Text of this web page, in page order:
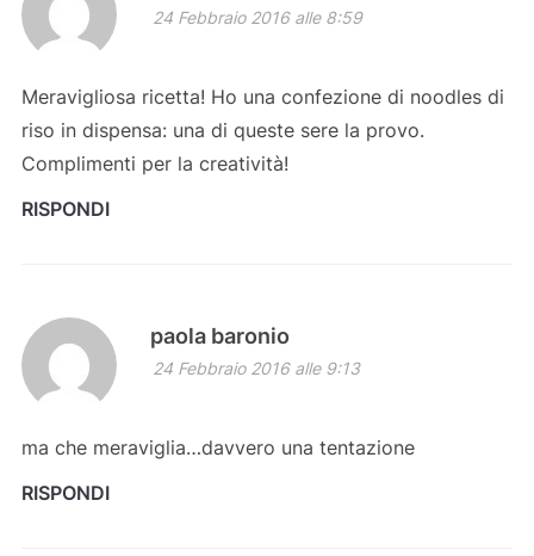
24 Febbraio 2016 alle 8:59
Meravigliosa ricetta! Ho una confezione di noodles di
riso in dispensa: una di queste sere la provo.
Complimenti per la creatività!
RISPONDI
paola baronio
24 Febbraio 2016 alle 9:13
ma che meraviglia…davvero una tentazione
RISPONDI